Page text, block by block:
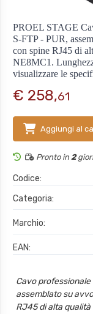
PROEL STAGE
S-FTP - PUR,
con spine RJ45 di
NE8MC1.
visualizzare le
€ 258,61
Aggiungi al
Pronto in 2
Codice:
Categoria:
Marchio:
EAN:
Cavo professionale
assemblato su
RJ45 di alta qualità